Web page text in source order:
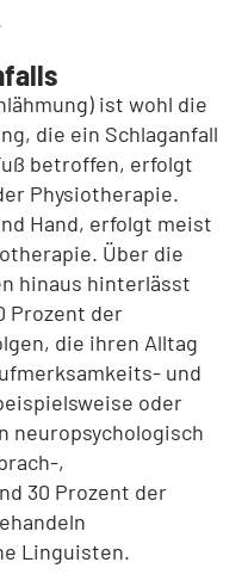
ist wohl die
die ein Schlaganfall
betroffen, erfolgt
Physiotherapie.
Hand, erfolgt meist
Über die
hinaus hinterlässt
Prozent der
die ihren Alltag
und
oder
neuropsychologisch
,
30 Prozent der
Linguisten.